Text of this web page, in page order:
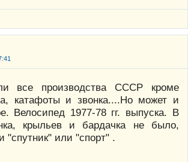
все производства СССР кроме
катафоты и звонка....Но может и
Велосипед 1977-78 гг. выпуска. В
крыльев и бардачка не было,
"спутник" или "спорт" .